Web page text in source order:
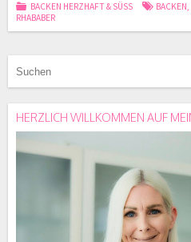
BACKEN HERZHAFT & SÜSS BACKEN,
RHABABER
HERZLICH WILLKOMMEN AUF